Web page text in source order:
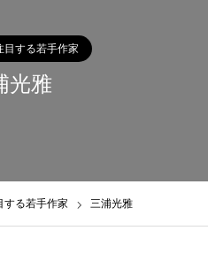
目する若手作家
光雅
する若手作家 三浦光雅